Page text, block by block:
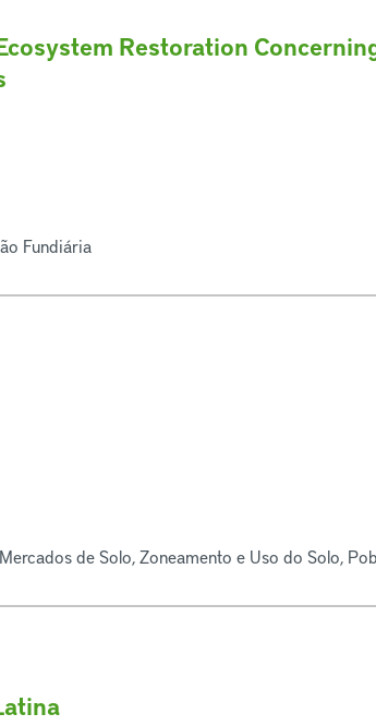
Restoration
Fundiária
de Solo, Zoneamento e Uso do Solo,